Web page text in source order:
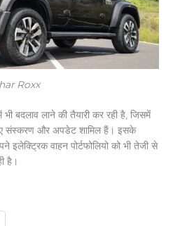
Roxx
भी बदलाव लाने की तैयारी कर रही है, जिसमें
संस्करण और अपडेट शामिल हैं। इसके
इलेक्ट्रिक वाहन पोर्टफोलियो को भी तेजी से
है।